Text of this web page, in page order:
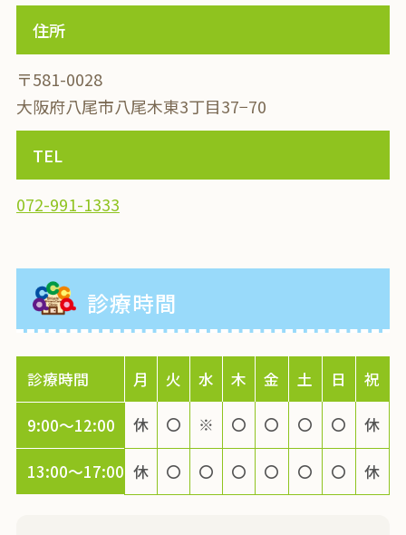
住所
〒581-0028
大阪府八尾市八尾木東3丁目37−70
TEL
072-991-1333
診療時間
診療時間 月 火 水 木 金 土 日 祝
9:00～12:00 休 〇 ※ 〇 〇 〇 〇 休
13:00～17:00 休 〇 〇 〇 〇 〇 〇 休